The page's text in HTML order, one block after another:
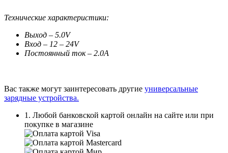
Технические характеристики:
Выход – 5.0V
Вход – 12 – 24V
Постоянный ток – 2.0A
Вас также могут заинтересовать другие универсальные
зарядные устройства.
1. Любой банковской картой онлайн на сайте или при
покупке в магазине